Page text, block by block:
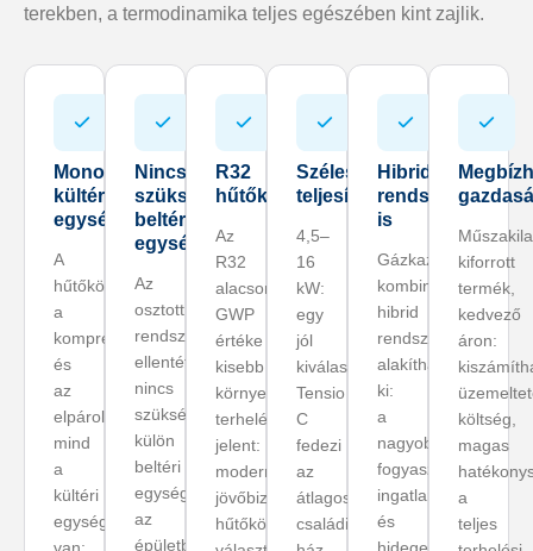
terekben, a termodinamika teljes egészében kint zajlik.
Monoblokk
kültéri
egység
A
hűtőközeg,
a
kompresszor
és
az
elpárologtató
mind
a
kültéri
egységben
Nincs
szükség
beltéri
egységre
Az
osztott
rendszerekkel
ellentétben
nincs
szükség
külön
beltéri
egységre:
az
épületben
R32
hűtőközeg
Az
R32
alacsony
GWP
értéke
kisebb
környezeti
terhelést
jelent:
modern,
jövőbiztos
hűtőközeg-
Széles
teljesítménytartomány
4,5–
16
kW:
egy
jól
kiválasztott
Tensio
C
fedezi
az
átlagos
családi
Hibrid
rendszerben
is
Gázkazánnal
kombinálva
hibrid
rendszer
alakítható
ki:
a
nagyobb
fogyasztású
ingatlanok
és
kiforrott
termék,
kedvező
áron:
költség,
magas
a
teljes